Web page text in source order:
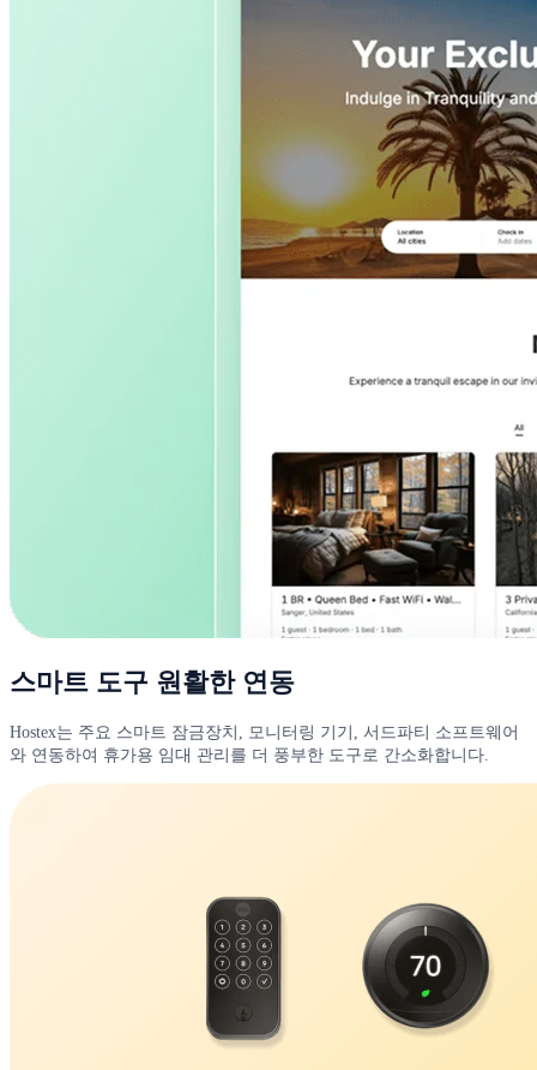
스마트 도구 원활한 연동
Hostex는 주요 스마트 잠금장치, 모니터링 기기, 서드파티 소프트웨어
와 연동하여 휴가용 임대 관리를 더 풍부한 도구로 간소화합니다.